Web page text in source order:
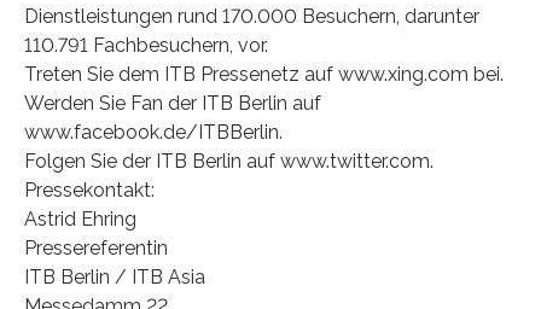
Dienstleistungen rund 170.000 Besuchern, darunter
110.791 Fachbesuchern, vor.
Treten Sie dem ITB Pressenetz auf www.xing.com bei.
Werden Sie Fan der ITB Berlin auf
www.facebook.de/ITBBerlin.
Folgen Sie der ITB Berlin auf www.twitter.com.
Pressekontakt:
Astrid Ehring
Pressereferentin
ITB Berlin / ITB Asia